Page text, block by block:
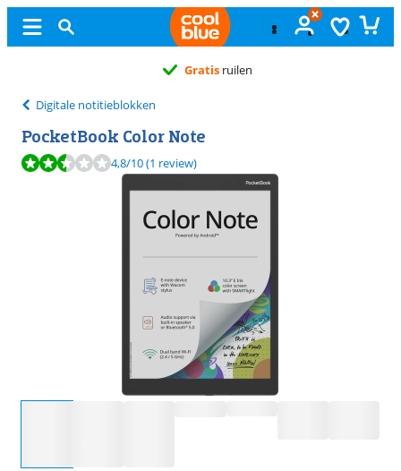
Gratis ruilen
Digitale notitieblokken
PocketBook Color Note
Beoordeling is 4,8 van de 10, gebaseerd op 1 review.
4,8/10(1 review)